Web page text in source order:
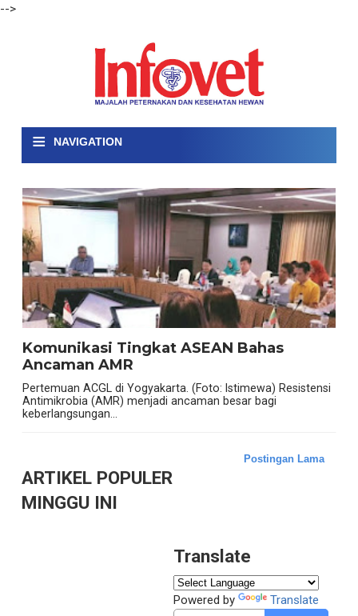
-->
≡ NAVIGATION
Komunikasi Tingkat ASEAN Bahas
Ancaman AMR
Pertemuan ACGL di Yogyakarta. (Foto: Istimewa) Resistensi
Antimikrobia (AMR) menjadi ancaman besar bagi
keberlangsungan...
Postingan Lama
ARTIKEL POPULER
MINGGU INI
Translate
Powered by Translate